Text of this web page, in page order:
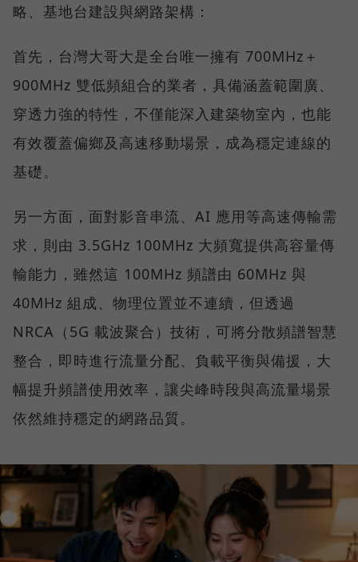
略、基地台建設與網路架構：
首先，台灣大哥大是全台唯一擁有 700MHz＋
900MHz 雙低頻組合的業者，具備涵蓋範圍廣、
穿透力強的特性，不僅能深入建築物室內，也能
有效覆蓋偏鄉及高速移動場景，成為穩定連線的
基礎。
另一方面，面對影音串流、AI 應用等高速傳輸需
求，則由 3.5GHz 100MHz 大頻寬提供高容量傳
輸能力，雖然這 100MHz 頻譜由 60MHz 與
40MHz 組成、物理位置並不連續，但透過
NRCA（5G 載波聚合）技術，可將分散頻譜智慧
整合，即時進行流量分配、負載平衡與備援，大
幅提升頻譜使用效率，讓尖峰時段與高流量場景
依然維持穩定的網路品質。